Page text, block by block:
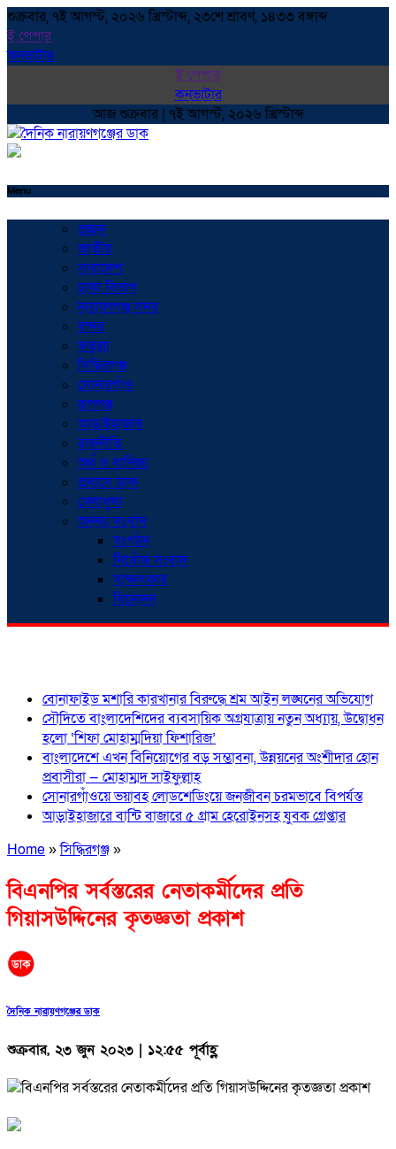
শুক্রবার, ৭ই আগস্ট, ২০২৬ খ্রিস্টাব্দ, ২৩শে শ্রাবণ, ১৪৩৩ বঙ্গাব্দ
ই পেপার
কনভাটার
ই পেপার
কনভাটার
আজ শুক্রবার | ৭ই আগস্ট, ২০২৬ খ্রিস্টাব্দ
Menu
প্রচ্ছদ
জাতীয়
সারাদেশ
ঢাকা বিভাগ
নারায়ণগঞ্জ সদর
বন্দর
ফতুল্লা
সিদ্ধিরগঞ্জ
সোনারগাঁও
রূপগঞ্জ
আড়াইহাজার
রাজনীতি
অর্থ ও বাণিজ্য
প্রবাসে ডাক
খেলাধুলা
অনন্যা সংবাদ
সংগঠন
নিখোঁজ সংবাদ
সাক্ষাৎকার
বিনোদন
বোনাফাইড মশারি কারখানার বিরুদ্ধে শ্রম আইন লঙ্ঘনের অভিযোগ
সৌদিতে বাংলাদেশিদের ব্যবসায়িক অগ্রযাত্রায় নতুন অধ্যায়, উদ্বোধন
হলো ‘শিফা মোহাম্মদিয়া ফিশারিজ’
বাংলাদেশে এখন বিনিয়োগের বড় সম্ভাবনা, উন্নয়নের অংশীদার হোন
প্রবাসীরা — মোহাম্মদ সাইফুল্লাহ্
সোনারগাঁওয়ে ভয়াবহ লোডশেডিংয়ে জনজীবন চরমভাবে বিপর্যস্ত
আড়াইহাজারে বান্টি বাজারে ৫ গ্রাম হেরোইনসহ যুবক গ্রেপ্তার
Home»সিদ্ধিরগঞ্জ»
বিএনপির সর্বস্তরের নেতাকর্মীদের প্রতি
গিয়াসউদ্দিনের কৃতজ্ঞতা প্রকাশ
দৈনিক নারায়ণগঞ্জের ডাক
শুক্রবার, ২৩ জুন ২০২৩ | ১২:৫৫ পূর্বাহ্ণ